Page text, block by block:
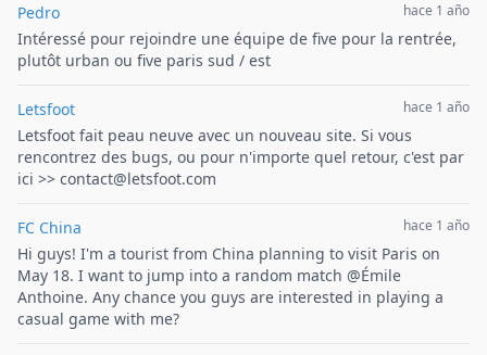
Pedro hace 1 año
Intéressé pour rejoindre une équipe de five pour la rentrée,
plutôt urban ou five paris sud / est
Letsfoot hace 1 año
Letsfoot fait peau neuve avec un nouveau site. Si vous
rencontrez des bugs, ou pour n'importe quel retour, c'est par
ici >> contact@letsfoot.com
FC China hace 1 año
Hi guys! I'm a tourist from China planning to visit Paris on
May 18. I want to jump into a random match @Émile
Anthoine. Any chance you guys are interested in playing a
casual game with me?